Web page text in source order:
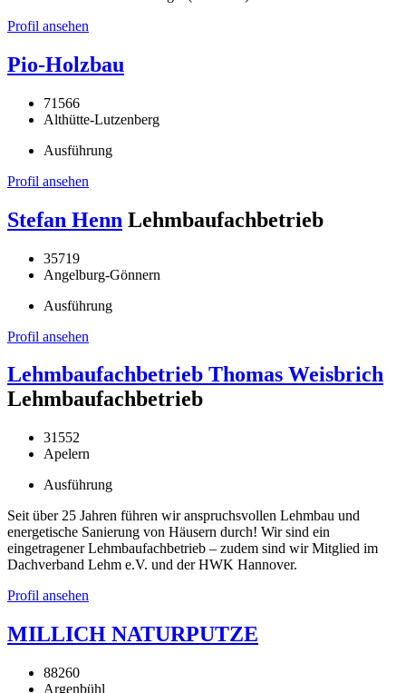
Profil ansehen
Pio-Holzbau
71566
Althütte-Lutzenberg
Ausführung
Profil ansehen
Stefan Henn Lehmbaufachbetrieb
35719
Angelburg-Gönnern
Ausführung
Profil ansehen
Lehmbaufachbetrieb Thomas Weisbrich
Lehmbaufachbetrieb
31552
Apelern
Ausführung
Seit über 25 Jahren führen wir anspruchsvollen Lehmbau und
energetische Sanierung von Häusern durch! Wir sind ein
eingetragener Lehmbaufachbetrieb – zudem sind wir Mitglied im
Dachverband Lehm e.V. und der HWK Hannover.
Profil ansehen
MILLICH NATURPUTZE
88260
Argenbühl